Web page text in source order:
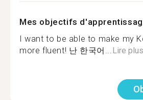
Mes objectifs
I want to be able to make my
more fluent! 난 한국어...Lire plus